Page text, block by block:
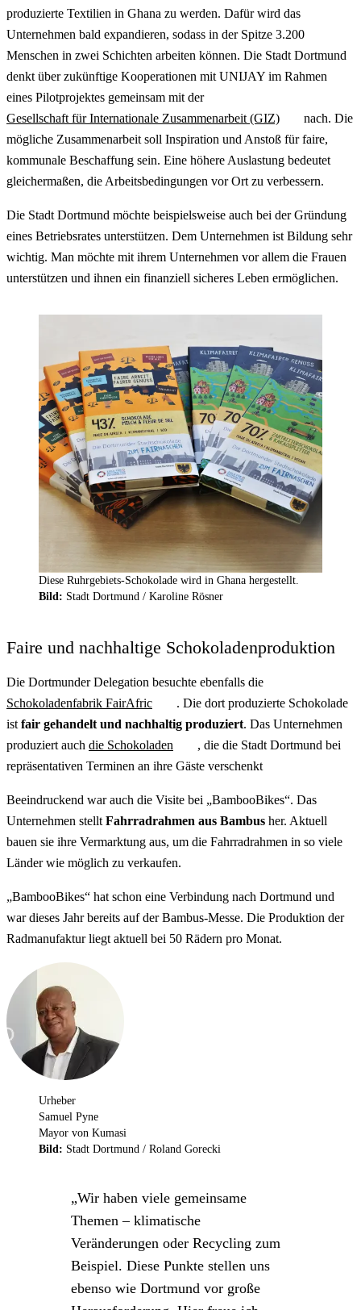
produzierte Textilien in Ghana zu werden. Dafür wird das
Unternehmen bald expandieren, sodass in der Spitze 3.200
Menschen in zwei Schichten arbeiten können. Die Stadt Dortmund
denkt über zukünftige Kooperationen mit UNIJAY im Rahmen
eines Pilotprojektes gemeinsam mit der
Gesellschaft für Internationale Zusammenarbeit (GIZ)
nach. Die
mögliche Zusammenarbeit soll Inspiration und Anstoß für faire,
kommunale Beschaffung sein. Eine höhere Auslastung bedeutet
gleichermaßen, die Arbeitsbedingungen vor Ort zu verbessern.
Die Stadt Dortmund möchte beispielsweise auch bei der Gründung
eines Betriebsrates unterstützen. Dem Unternehmen ist Bildung sehr
wichtig. Man möchte mit ihrem Unternehmen vor allem die Frauen
unterstützen und ihnen ein finanziell sicheres Leben ermöglichen.
Diese Ruhrgebiets-Schokolade wird in Ghana hergestellt.
Bild: Stadt Dortmund / Karoline Rösner
Faire und nachhaltige Schokoladenproduktion
Die Dortmunder Delegation besuchte ebenfalls die
Schokoladenfabrik FairAfric
. Die dort produzierte Schokolade
istfair gehandelt und nachhaltig produziert. Das Unternehmen
produziert auch die Schokoladen
, die die Stadt Dortmund bei
repräsentativen Terminen an ihre Gäste verschenkt
Beeindruckend war auch die Visite bei „BambooBikes“. Das
Unternehmen stelltFahrradrahmen aus Bambus her. Aktuell
bauen sie ihre Vermarktung aus, um die Fahrradrahmen in so viele
Länder wie möglich zu verkaufen.
„BambooBikes“ hat schon eine Verbindung nach Dortmund und
war dieses Jahr bereits auf der Bambus-Messe. Die Produktion der
Radmanufaktur liegt aktuell bei 50 Rädern pro Monat.
Urheber
Samuel Pyne
Mayor von Kumasi
Bild: Stadt Dortmund / Roland Gorecki
Wir haben viele gemeinsame
Themen – klimatische
Veränderungen oder Recycling zum
Beispiel. Diese Punkte stellen uns
ebenso wie Dortmund vor große